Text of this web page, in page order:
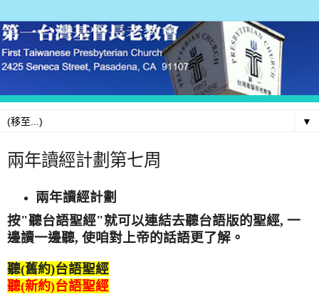
▼
兩年讀經計劃第七周
兩年讀經計劃
按"聽台語聖經"就可以連結去聽台語版的聖經, 一
邊讀一邊聽, 使咱對上帝的話語更了解。
聽(舊約)台語聖經
聽(新約)台語聖經